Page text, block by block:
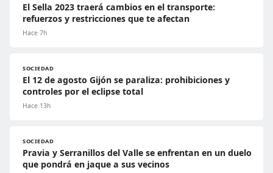
El Sella 2023 traerá cambios en el transporte:
refuerzos y restricciones que te afectan
Hace 7h
SOCIEDAD
El 12 de agosto Gijón se paraliza: prohibiciones y
controles por el eclipse total
Hace 13h
SOCIEDAD
Pravia y Serranillos del Valle se enfrentan en un duelo
que pondrá en jaque a sus vecinos